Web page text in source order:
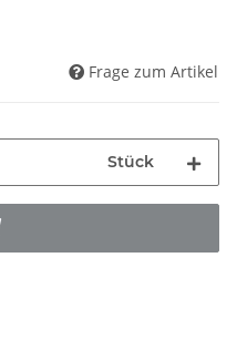
Frage zum Artikel
Stück